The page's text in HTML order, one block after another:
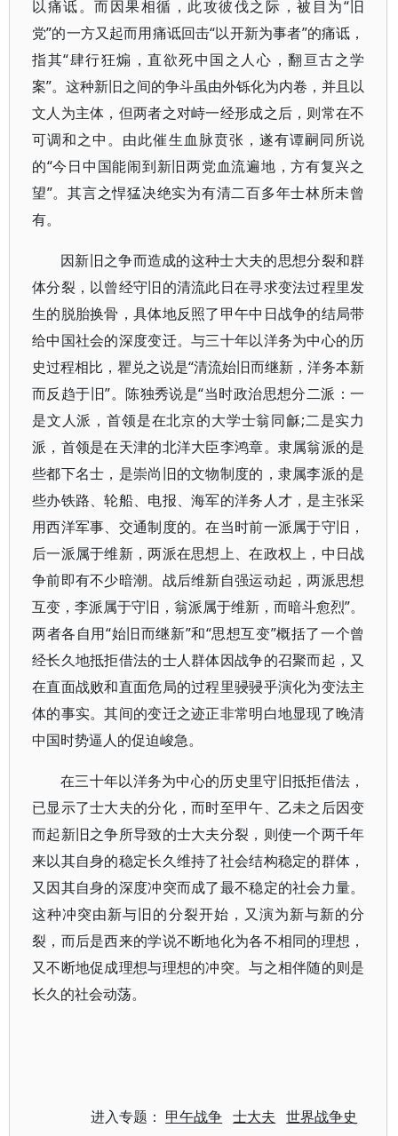
以痛诋。而因果相循，此攻彼伐之际，被目为“旧
党”的一方又起而用痛诋回击“以开新为事者”的痛诋，
指其“肆行狂煽，直欲死中国之人心，翻亘古之学
案”。这种新旧之间的争斗虽由外铄化为内卷，并且以
文人为主体，但两者之对峙一经形成之后，则常在不
可调和之中。由此催生血脉贲张，遂有谭嗣同所说
的“今日中国能闹到新旧两党血流遍地，方有复兴之
望”。其言之悍猛决绝实为有清二百多年士林所未曾
有。
因新旧之争而造成的这种士大夫的思想分裂和群
体分裂，以曾经守旧的清流此日在寻求变法过程里发
生的脱胎换骨，具体地反照了甲午中日战争的结局带
给中国社会的深度变迁。与三十年以洋务为中心的历
史过程相比，瞿兑之说是“清流始旧而继新，洋务本新
而反趋于旧”。陈独秀说是“当时政治思想分二派：一
是文人派，首领是在北京的大学士翁同龢;二是实力
派，首领是在天津的北洋大臣李鸿章。隶属翁派的是
些都下名士，是崇尚旧的文物制度的，隶属李派的是
些办铁路、轮船、电报、海军的洋务人才，是主张采
用西洋军事、交通制度的。在当时前一派属于守旧，
后一派属于维新，两派在思想上、在政权上，中日战
争前即有不少暗潮。战后维新自强运动起，两派思想
互变，李派属于守旧，翁派属于维新，而暗斗愈烈”。
两者各自用“始旧而继新”和“思想互变”概括了一个曾
经长久地抵拒借法的士人群体因战争的召聚而起，又
在直面战败和直面危局的过程里骎骎乎演化为变法主
体的事实。其间的变迁之迹正非常明白地显现了晚清
中国时势逼人的促迫峻急。
在三十年以洋务为中心的历史里守旧抵拒借法，
已显示了士大夫的分化，而时至甲午、乙未之后因变
而起新旧之争所导致的士大夫分裂，则使一个两千年
来以其自身的稳定长久维持了社会结构稳定的群体，
又因其自身的深度冲突而成了最不稳定的社会力量。
这种冲突由新与旧的分裂开始，又演为新与新的分
裂，而后是西来的学说不断地化为各不相同的理想，
又不断地促成理想与理想的冲突。与之相伴随的则是
长久的社会动荡。
进入专题： 甲午战争 士大夫 世界战争史